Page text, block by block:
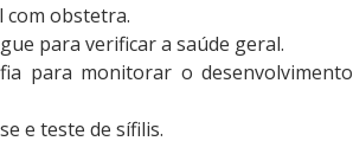
com obstetra.
para verificar a saúde geral.
para monitorar o desenvolvimento
e teste de sífilis.